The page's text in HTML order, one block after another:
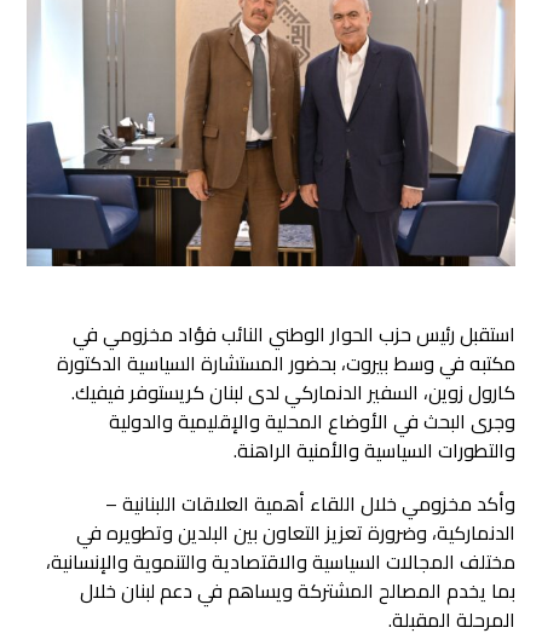
استقبل رئيس حزب الحوار الوطني النائب فؤاد مخزومي في
مكتبه في وسط بيروت، بحضور المستشارة السياسية الدكتورة
كارول زوين، السفير الدنماركي لدى لبنان كريستوفر فيفيك.
وجرى البحث في الأوضاع المحلية والإقليمية والدولية
والتطورات السياسية والأمنية الراهنة.
وأكد مخزومي خلال اللقاء أهمية العلاقات اللبنانية –
الدنماركية، وضرورة تعزيز التعاون بين البلدين وتطويره في
مختلف المجالات السياسية والاقتصادية والتنموية والإنسانية،
بما يخدم المصالح المشتركة ويساهم في دعم لبنان خلال
المرحلة المقبلة.